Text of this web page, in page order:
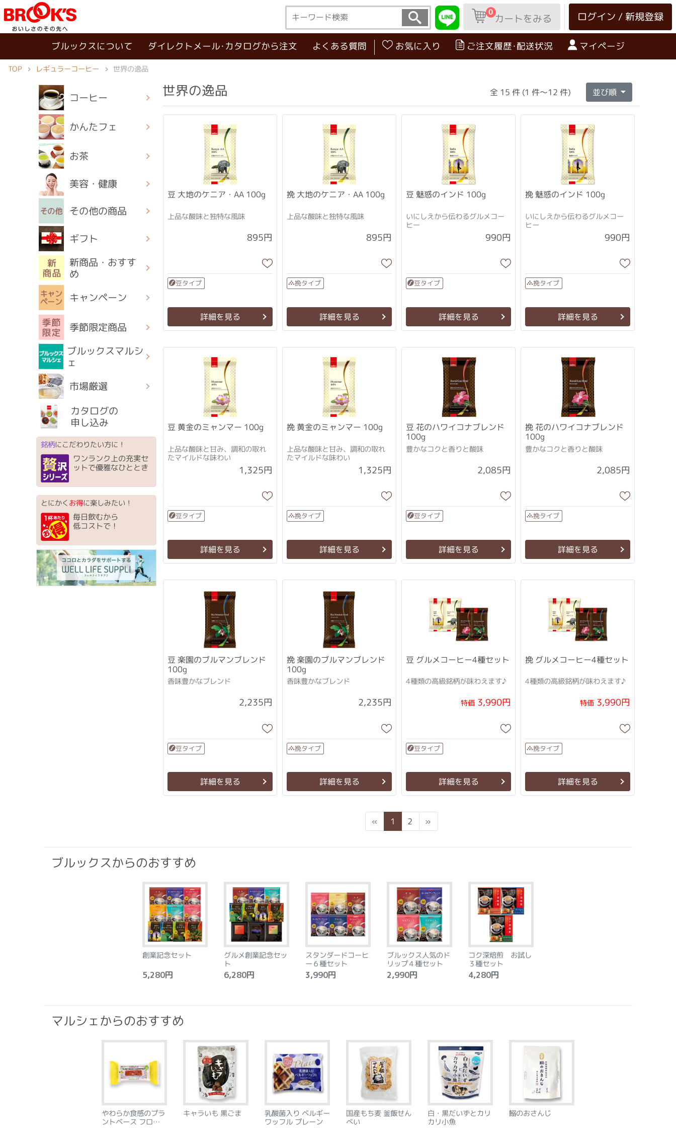
ログイン / 新規登録
0カートをみる
ブルックスについて ダイレクトメール･カタログから注文 よくある質問 お気に入り ご注文履歴･配送状況 マイページ
TOP レギュラーコーヒー 世界の逸品
コーヒー
かんたフェ
お茶
美容・健康
その他の商品
ギフト
新商品・おすす
め
キャンペーン
季節限定商品
ブルックスマルシ
ェ
市場厳選
カタログの
申し込み
銘柄にこだわりたい方に！
ワンランク上の充実セ
ットで優雅なひととき
とにかく お得に楽しみたい！
毎日飲むから
低コストで！
世界の逸品 全 15 件 (1 件～12 件) 並び順
豆 大地のケニア・AA 100g
上品な酸味と独特な風味
895円
豆タイプ
詳細を見る
挽 大地のケニア・AA 100g
上品な酸味と独特な風味
895円
挽タイプ
詳細を見る
豆 魅惑のインド 100g
いにしえから伝わるグルメコー
ヒー
990円
豆タイプ
詳細を見る
挽 魅惑のインド 100g
いにしえから伝わるグルメコー
ヒー
990円
挽タイプ
詳細を見る
豆 黄金のミャンマー 100g
上品な酸味と甘み、調和の取れ
たマイルドな味わい
1,325円
豆タイプ
詳細を見る
挽 黄金のミャンマー 100g
上品な酸味と甘み、調和の取れ
たマイルドな味わい
1,325円
挽タイプ
詳細を見る
豆 花のハワイコナブレンド
100g
豊かなコクと香りと酸味
2,085円
豆タイプ
詳細を見る
挽 花のハワイコナブレンド
100g
豊かなコクと香りと酸味
2,085円
挽タイプ
詳細を見る
豆 楽園のブルマンブレンド
100g
香味豊かなブレンド
2,235円
豆タイプ
詳細を見る
挽 楽園のブルマンブレンド
100g
香味豊かなブレンド
2,235円
挽タイプ
詳細を見る
豆 グルメコーヒー4種セット
4種類の高級銘柄が味わえます♪
特価 3,990円
豆タイプ
詳細を見る
挽 グルメコーヒー4種セット
4種類の高級銘柄が味わえます♪
特価 3,990円
挽タイプ
詳細を見る
« Previous
1 2 »
ブルックスからのおすすめ
創業記念セット
5,280円
グルメ創業記念セッ
ト
6,280円
スタンダードコーヒ
ー６種セット
3,990円
ブルックス人気のド
リップ４種セット
2,990円
コク深焙煎 お試し
３種セット
4,280円
マルシェからのおすすめ
やわらか食感のプラ
ントベース フロラン
キャラいも 黒ごま 乳酸菌入り ベルギー
ワッフル プレーン
国産もち麦 釜飯せん
べい
白・黒だいずとカリ
カリ小魚
鰯のおさんじ